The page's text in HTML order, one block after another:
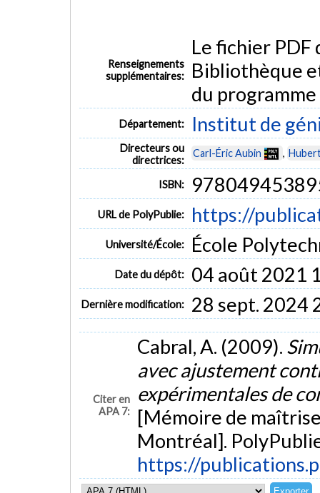
Renseignements
supplémentaires:
Le fichier
Bibliothèque
du programme
Département: Institut de
Directeurs ou
directrices:
Carl-Éric Aubin ,
ISBN:
URL de PolyPublie: https://
Université/École: École
Date du dépôt: 04 août 2021
Dernière modification: 28 sept. 2024
Citer en
APA 7:
Cabral, A. (2009).
avec ajustement
expérimentales de
[Mémoire de
Montréal].
https://